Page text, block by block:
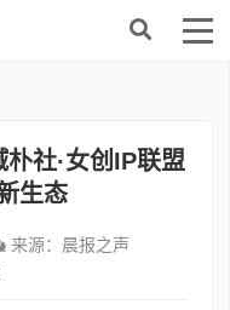
社·女创IP联盟
生态
来源：晨报之声